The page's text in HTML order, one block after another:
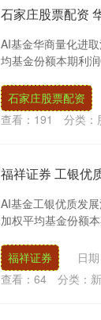
石家庄股票配资
AI基金华商量化进
均基金份额本期利
石家庄股票配资
查看： 191 分类：
福祥证券 工银优
AI基金工银优质发
加权平均基金份额
福祥证券 日
查看： 64 分类：